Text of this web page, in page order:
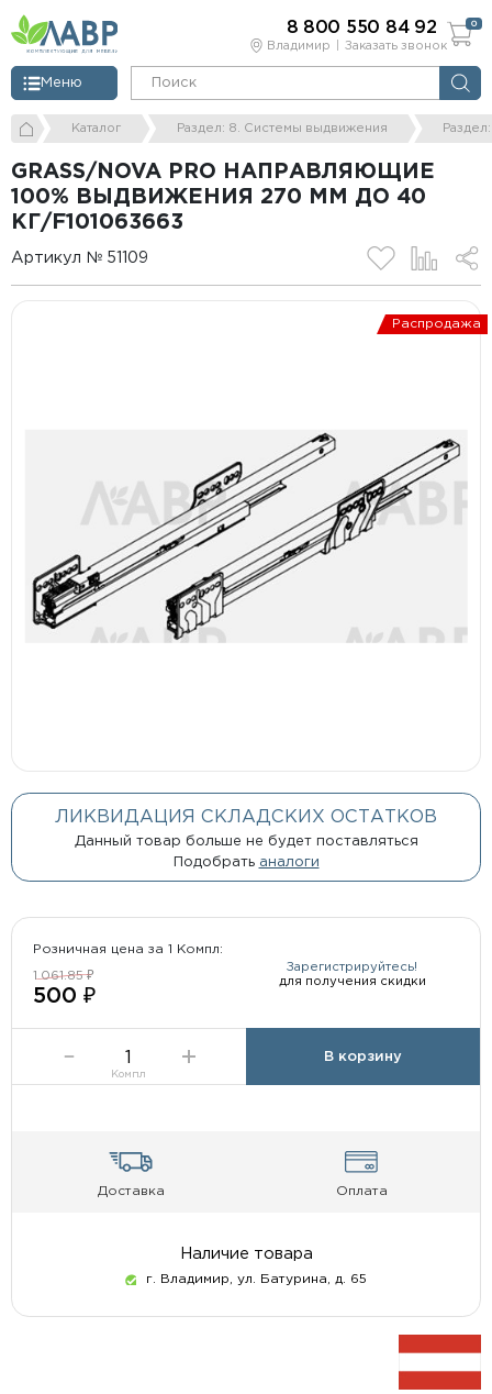
Владимир Заказать звонок
Меню
8 800 550 84 92 0
Каталог Раздел: 8. Системы выдвижения
GRASS/NOVA PRO НАПРАВЛЯЮЩИЕ
100% ВЫДВИЖЕНИЯ 270 ММ ДО 40
КГ/F101063663
Артикул № 51109
Распродажа
ЛИКВИДАЦИЯ СКЛАДСКИХ ОСТАТКОВ
Данный товар больше не будет поставляться
Подобрать аналоги
Розничная цена за 1 Компл:
1 061.85 ₽
500 ₽
Зарегистрируйтесь!
для получения скидки
Компл
В корзину
Доставка Оплата
Наличие товара
г. Владимир, ул. Батурина, д. 65